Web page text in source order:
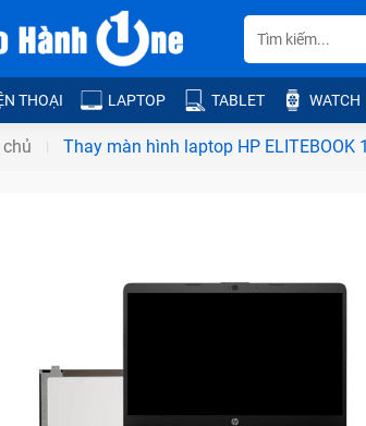
THOẠI LAPTOP TABLET WATCH
Thay màn hình laptop HP ELITEBOOK